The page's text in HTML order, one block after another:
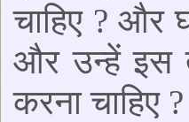
चाहिए ? और
और उन्हें इस
करना चाहिए ?